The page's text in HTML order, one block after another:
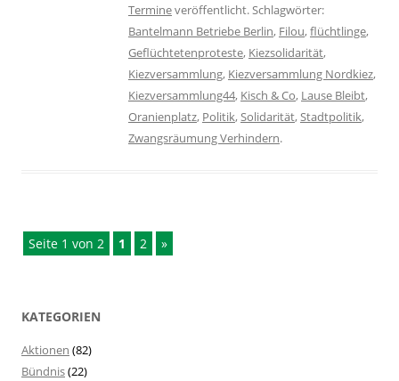
Termineveröffentlicht. Schlagwörter:
Bantelmann Betriebe Berlin, Filou,flüchtlinge,
Geflüchtetenproteste, Kiezsolidarität,
Kiezversammlung, Kiezversammlung Nordkiez,
Kiezversammlung44, Kisch & Co, Lause Bleibt,
Oranienplatz, Politik,Solidarität,Stadtpolitik,
Zwangsräumung Verhindern.
Seite 1 von 2 1 2 »
KATEGORIEN
Aktionen (82)
Bündnis(22)